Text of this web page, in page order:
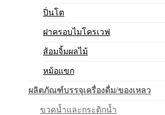
ปิ่นโต
ฝาครอบไมโครเวฟ
ส้อมจิ้มผลไม้
หม้อแขก
ผลิตภัณฑ์บรรจุเครื่องดื่ม/ของเหลว
ขวดน้ำและกระติกน้ำ